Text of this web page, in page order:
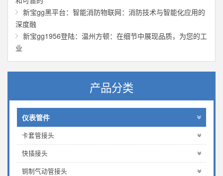
新宝gg黑平台：智能消防物联网：消防技术与智能化应用的
深度融
新宝gg1956登陆：温州方顿：在细节中展现品质，为您的工
业
产品分类
仪表管件
卡套管接头
快插接头
铜制气动管接头